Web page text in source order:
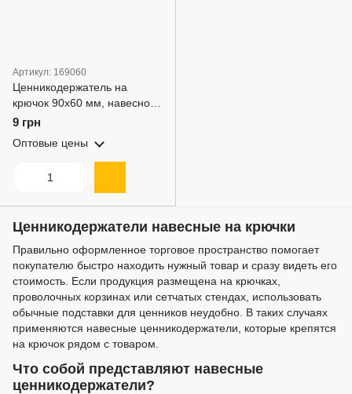
Артикул: 169060
Ценникодержатель на
крючок 90x60 мм, навесной
держатель ценника из ПЭТ
9 грн
Оптовые цены
Ценникодержатели навесные на крючки
Правильно оформленное торговое пространство помогает
покупателю быстро находить нужный товар и сразу видеть его
стоимость. Если продукция размещена на крючках,
проволочных корзинах или сетчатых стендах, использовать
обычные подставки для ценников неудобно. В таких случаях
применяются навесные ценникодержатели, которые крепятся
на крючок рядом с товаром.
Что собой представляют навесные
ценникодержатели?